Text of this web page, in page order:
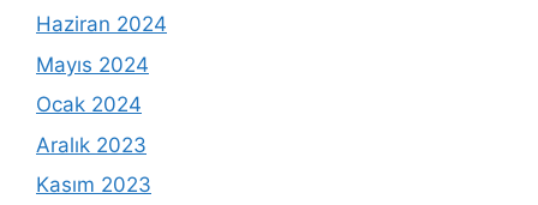
Haziran 2024
Mayıs 2024
Ocak 2024
Aralık 2023
Kasım 2023